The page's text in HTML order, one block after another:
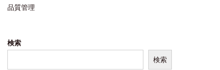
品質管理
検索
検索